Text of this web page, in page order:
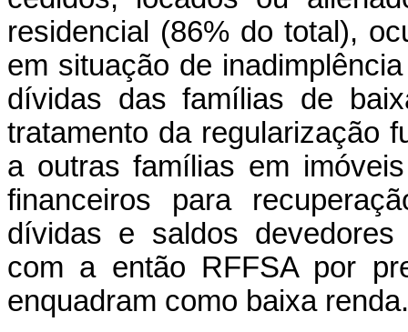
residencial (86% do total),
em situação de
dívidas das famílias de
tratamento da regularização
a outras famílias em
financeiros para
dívidas e saldos
com a então RFFSA por
enquadram como baixa renda.